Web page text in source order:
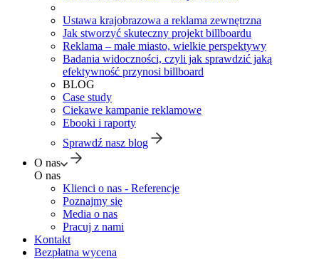
Ustawa krajobrazowa a reklama zewnętrzna
Jak stworzyć skuteczny projekt billboardu
Reklama – małe miasto, wielkie perspektywy
Badania widoczności, czyli jak sprawdzić jaką
efektywność przynosi billboard
BLOG
Case study
Ciekawe kampanie reklamowe
Ebooki i raporty
Sprawdź nasz blog
O nas
O nas
Klienci o nas - Referencje
Poznajmy się
Media o nas
Pracuj z nami
Kontakt
Bezpłatna wycena